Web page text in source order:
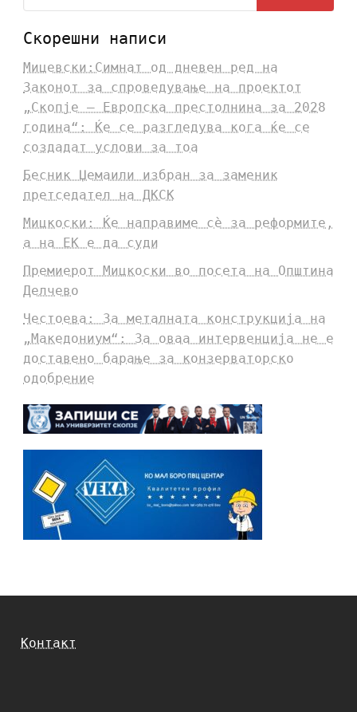
Скорешни написи
Мицевски:Симнат од дневен ред на
Законот за спроведување на проектот
„Скопје – Европска престолнина за 2028
година“: Ќе се разгледува кога ќе се
создадат услови за тоа
Бесник Џемаили избран за заменик
претседател на ДКСК
Мицкоски: Ќе направиме сè за реформите,
а на ЕК е да суди
Премиерот Мицкоски во посета на Општина
Делчево
Честоева: За металната конструкција на
„Македониум“: За оваа интервенција не е
доставено барање за конзерваторско
одобрение
Контакт